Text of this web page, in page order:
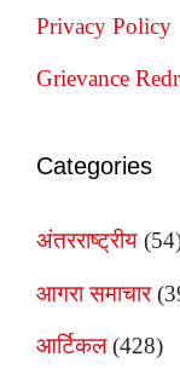
Privacy Policy
Grievance
Categories
अंतरराष्ट्रीय
आगरा समाचार
आर्टिकल(428)